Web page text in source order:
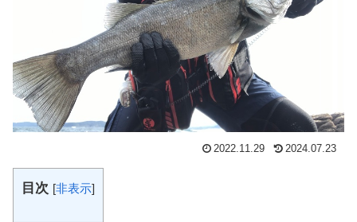
2022.11.29 2024.07.23
目次 [非表示]